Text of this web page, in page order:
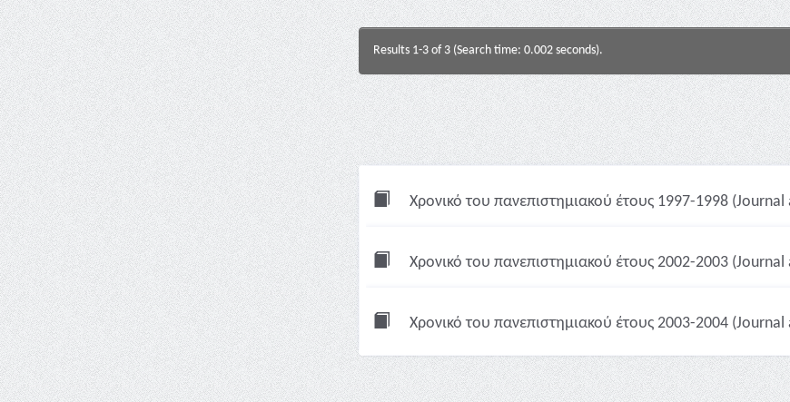
Results 1-3 of 3 (Search time: 0.002 seconds).
Χρονικό του πανεπιστημιακού έτους 1997-1998
Χρονικό του πανεπιστημιακού έτους 2002-2003
Χρονικό του πανεπιστημιακού έτους 2003-2004